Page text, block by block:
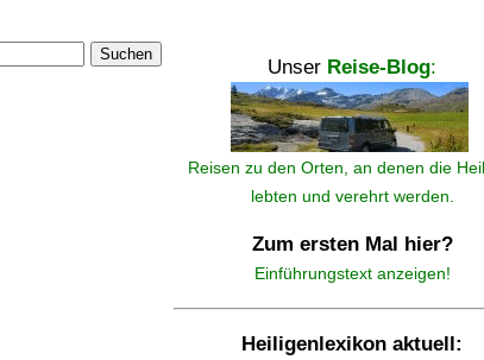
Suchen
Unser Reise-Blog:
Reisen zu den Orten, an denen die
lebten und verehrt werden.
Zum ersten Mal hier?
Einführungstext anzeigen!
Heiligenlexikon aktuell: